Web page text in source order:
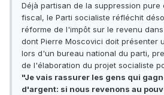
Déjà partisan de la suppression pure
fiscal, le Parti socialiste réfléchit
réforme de l'impôt sur le revenu
dont Pierre Moscovici doit présenter
lors d'un bureau national du parti,
de l'élaboration du projet socialiste
"Je vais rassurer les gens qui
d'argent: si nous revenons au